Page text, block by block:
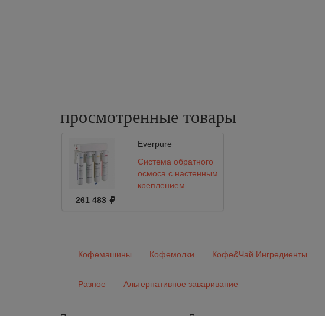
просмотренные товары
Everpure
Система обратного
осмоса с настенным
креплением
261 483
Кофемашины Кофемолки Кофе&Чай Ингредиенты
Разное Альтернативное заваривание